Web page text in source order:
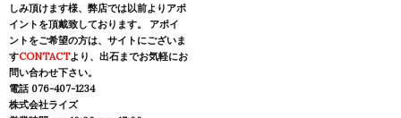
しみ頂けます様、弊店では以前よりアポ
イントを頂戴致しております。 アポイ
ントをご希望の方は、サイトにございま
すCONTACTより、出石までお気軽にお
問い合わせ下さい。
電話 076-407-1234
株式会社ライズ